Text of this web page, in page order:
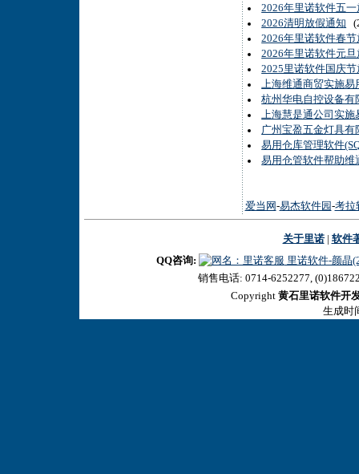
2026年里诺软件五
2026清明放假通知
2026年里诺软件春
2026年里诺软件元
2025里诺软件国庆
上海维通商贸实施易
杭州华电自控设备有
上海慧是通公司实施
广州宝盈五金灯具
易用仓库管理软件
易用仓管软件帮助维
爱当网 -易杰软件园 -考拉
关于里诺| 软件
QQ咨询:
里诺软件-颜晶
销售电话: 0714-6252277,
Copyright 黄石里诺软件开
生成时